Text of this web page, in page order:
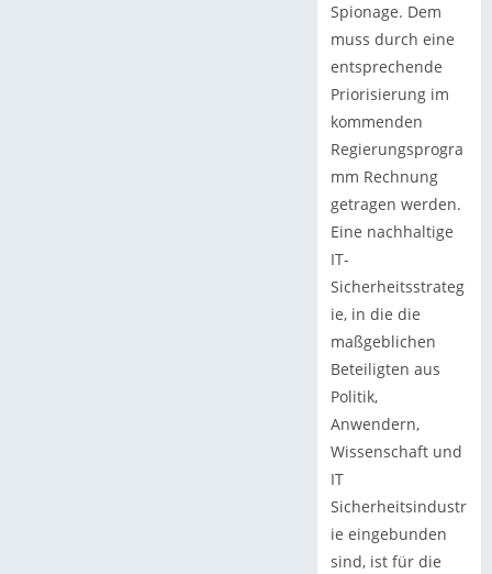
Spionage. Dem
muss durch eine
entsprechende
Priorisierung im
kommenden
Regierungsprogra
mm Rechnung
getragen werden.
Eine nachhaltige
IT-
Sicherheitsstrateg
ie, in die die
maßgeblichen
Beteiligten aus
Politik,
Anwendern,
Wissenschaft und
IT
Sicherheitsindustr
ie eingebunden
sind, ist für die